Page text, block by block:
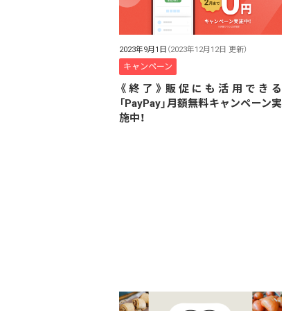
2023年9月1日 （2023年12月12日 更新）
キャンペーン
《終了》販促にも活用できる
「PayPay」月額無料キャンペーン実
施中！